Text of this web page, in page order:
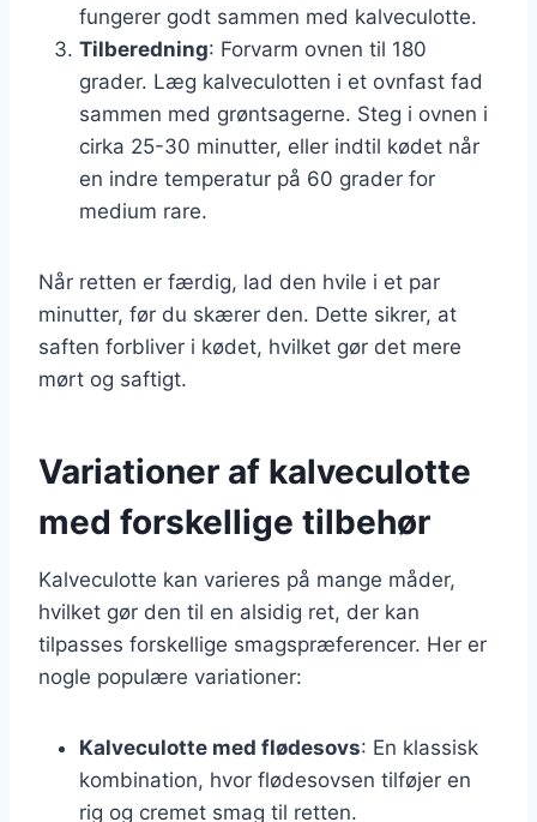
fungerer godt sammen med kalveculotte.
Tilberedning: Forvarm ovnen til 180
grader. Læg kalveculotten i et ovnfast fad
sammen med grøntsagerne. Steg i ovnen i
cirka 25-30 minutter, eller indtil kødet når
en indre temperatur på 60 grader for
medium rare.
Når retten er færdig, lad den hvile i et par
minutter, før du skærer den. Dette sikrer, at
saften forbliver i kødet, hvilket gør det mere
mørt og saftigt.
Variationer af kalveculotte
med forskellige tilbehør
Kalveculotte kan varieres på mange måder,
hvilket gør den til en alsidig ret, der kan
tilpasses forskellige smagspræferencer. Her er
nogle populære variationer:
Kalveculotte med flødesovs: En klassisk
kombination, hvor flødesovsen tilføjer en
rig og cremet smag til retten.